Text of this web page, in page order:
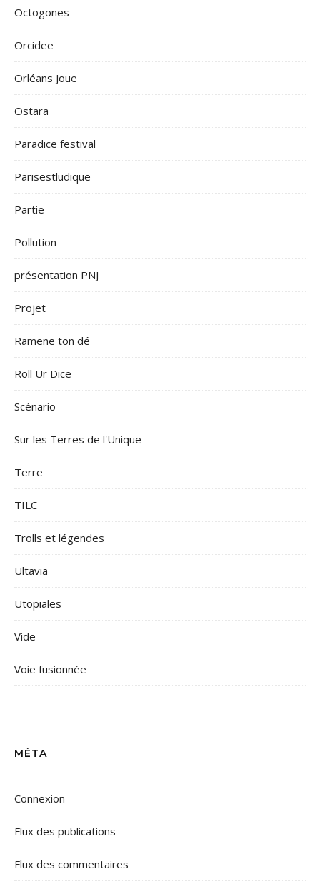
Octogones
Orcidee
Orléans Joue
Ostara
Paradice festival
Parisestludique
Partie
Pollution
présentation PNJ
Projet
Ramene ton dé
Roll Ur Dice
Scénario
Sur les Terres de l'Unique
Terre
TILC
Trolls et légendes
Ultavia
Utopiales
Vide
Voie fusionnée
MÉTA
Connexion
Flux des publications
Flux des commentaires